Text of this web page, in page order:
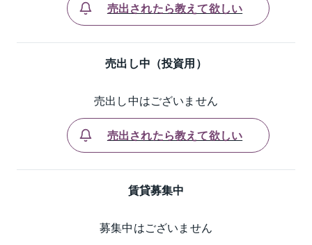
売出されたら教えて欲しい
売出し中（投資用）
売出し中はございません
売出されたら教えて欲しい
賃貸募集中
募集中はございません